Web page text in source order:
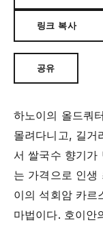
링크 복사
공유
하노이의 올드쿼
몰려다니고, 길거
서 쌀국수 향기가
는 가격으로 인생
이의 석회암 카
마법이다. 호이안